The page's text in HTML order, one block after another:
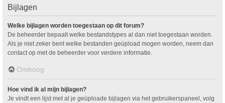
Bijlagen
Welke bijlagen worden toegestaan op dit forum?
De beheerder bepaalt welke bestandstypes al dan niet toegestaan worden.
Als je niet zeker bent welke bestanden geüpload mogen worden, neem dan
contact op met de beheerder voor verdere informatie.
Omhoog
Hoe vind ik al mijn bijlagen?
Je vindt een lijst met al je geüploade bijlagen via het gebruikerspaneel, volg